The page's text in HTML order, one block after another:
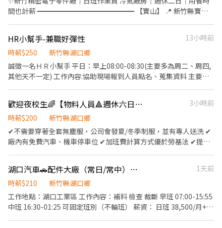
（湖口工業區） 3️⃣竹科廠：新竹市東區新安路（新竹科學園區） ✅
六、日 ✅ 用餐休息：訂便當、7-11、微波、冰箱。用餐40分鐘，上
下各休10分鐘 ~~~❣️上班時間/薪資待遇❣️~~~ 1️⃣竹北廠： ⭐【日班】
班】20:00 - 05:00 時薪300，領薪約＄52,800～80,000(配合加班)
2️⃣湖口廠： ⭐【日班】08:00 - 17:00 時薪260，領薪約＄45,760～
70,000(配合加班) ⭐【夜班】20:00 - 05:00 時薪300，領薪約
＄52,800～80,000(配合加班) 3️⃣竹科廠： ⭐【日班】07:30 - 16:40
約＄33,000～40,000(配合加班) ▬▬▬【立即應徵 24H快速回覆】
▬▬▬ ➡工作諮詢／報名面試 ➡請找：呂’r Neo ➡請加官方賴：
@pg17888（含@） ➡快速應徵連結：https://lin.ee/rZxvxQW ⭐
請加入好友，截圖職缺傳給我，填寫「姓名+電話」基本資料⭐ ❌不
抽成❌免服務費⭕️專業媒合安心面試
間也計薪 ━━━━━━━━━━━━━━ 【寶山】 📍 新竹縣寶山
━━━━━━━━━━━━━━ 【湖口】 📍 新竹縣湖口鄉實踐路 ✔
上班時間｜07:50－15:50 ✔ 薪資待遇｜時薪220元 ✔ 工作內容｜黃
光機台操作 ━━━━━━━━━━━━━━ 工作優勢 ✅ 冷氣廠房，
舒適工作環境 ✅ 週休二日，生活好安排 ✅ 用餐時間也計薪 ✅長期穩
定，有轉正機會 ✅ 無經驗可，完整教育訓練 ✅ 久坐久站走動式 📲
HR小幫手-兼職好彈性
13小時前
時薪$250
新竹縣湖口鄉
誠徵一名ＨＲ小幫手 平日：早上08:00-08:30(主要多為周二、周四,
其他天不一定) 工作內容:協助現場報到人員點名、蒐集資料 主要就
鳥，需可接受勞保。
歡迎夜校生🌈【物料人員🔺週休六日】🉑週借支🌈M-H10
3小時前
時薪$200
新竹縣湖口鄉
✔不需要穿著全套無塵服，公司會發夏/冬季制服，並有專人送洗 ✔
廠內有免費汽車、機車停車位 ✔加班費計算方式優於勞基法 ✔提供
班時間】：日班08:00-16:30 (平日不加班) 【休假制度】：週休二日
(週六需要配合加班) 【薪資待遇】：200/H 【工作環境】：冷氣房
【工作地點】：新竹縣湖口鄉新竹工業區 【工作內容】：稱料、分
料 【用餐說明】：訂便當/自帶/自理皆可 【休息時間】：中午休息
湖口汽車🚗配件大廠（常日/常中）作業員
1天前
時薪$210
新竹縣湖口鄉
工作地點：湖口工業區 工作內容：補料 檢查 裁斷 早班 07:00-15:55
中班 16:30-01:25 可固定班別（不輪班） 薪資： 日班 38,500/月+日